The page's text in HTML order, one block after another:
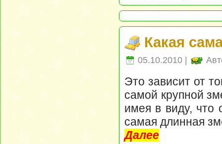
Какая
05.10.2010 |
Это зависит от
самой крупной
имея в виду, что
самая длинная
Далее